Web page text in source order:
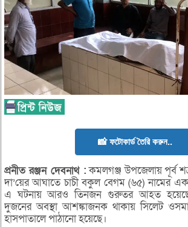
📸 ফটোকার্ড তৈরি করুন..
প্রনীতরঞ্জন দেবনাথ :কমলগঞ্জ উপজেলায় পূর্ব
দা’য়ের আঘাতে চাচী বকুল বেগম (৬৫) নামের এক
এ ঘটনায় আরও তিনজন গুরুতর আহত
দুজনের অবস্থা আশঙ্কাজনক থাকায় সিলেট
হাসপাতালে পাঠানো হয়েছে।